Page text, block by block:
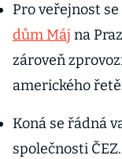
Pro veřejnost
dům Máj na
zároveň
amerického
Koná se řádná
společnosti